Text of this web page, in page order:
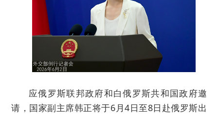
应俄罗斯联邦政府和白俄罗斯共和国政府邀
请，国家副主席韩正将于6月4日至8日赴俄罗斯出